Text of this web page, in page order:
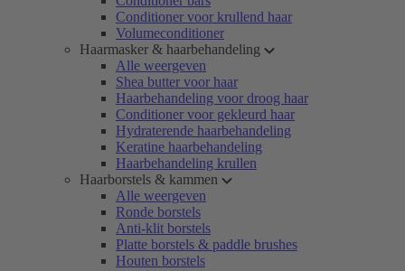
Conditioner voor krullend haar
Volumeconditioner
Haarmasker & haarbehandeling
Alle weergeven
Shea butter voor haar
Haarbehandeling voor droog haar
Conditioner voor gekleurd haar
Hydraterende haarbehandeling
Keratine haarbehandeling
Haarbehandeling krullen
Haarborstels & kammen
Alle weergeven
Ronde borstels
Anti-klit borstels
Platte borstels & paddle brushes
Houten borstels